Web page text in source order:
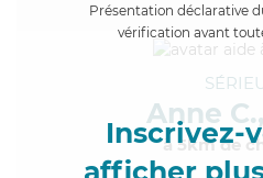
Présentation déclarative
vérification avant
Inscrivez-
afficher
Anne C.,
à 5km de